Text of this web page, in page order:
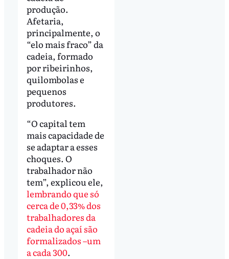
produção.
Afetaria,
principalmente, o
“elo mais fraco” da
cadeia, formado
por ribeirinhos,
quilombolas e
pequenos
produtores.
“O capital tem
mais capacidade de
se adaptar a esses
choques. O
trabalhador não
tem”, explicou ele,
lembrando que só
cerca de 0,33% dos
trabalhadores da
cadeia do açaí são
formalizados –um
a cada 300.